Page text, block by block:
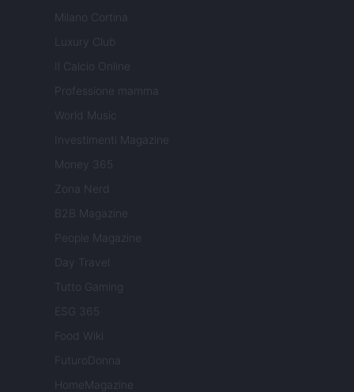
Milano Cortina
Luxury Club
Il Calcio Online
Professione mamma
World Music
Investimenti Magazine
Money 365
Zona Nerd
B2B Magazine
People Magazine
Day Travel
Tutto Gaming
ESG 365
Food Wiki
FuturoDonna
HomeMagazine